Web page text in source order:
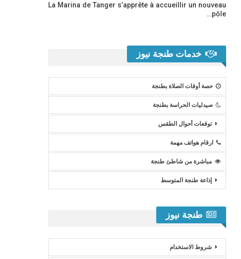
La Marina de Tanger s’apprête à accueillir un nouveau
pôle…
خدمات طنجة نيوز
حصة أوقات الصلاة بطنجة
صيدليات الحراسة بطنجة
توقعات أحوال الطقس
ارقام هواتف مهمة
مباشرة من شاطئ طنجة
إذاعة طنجة المتوسط
طنجة نيوز
شروط الاستخدام